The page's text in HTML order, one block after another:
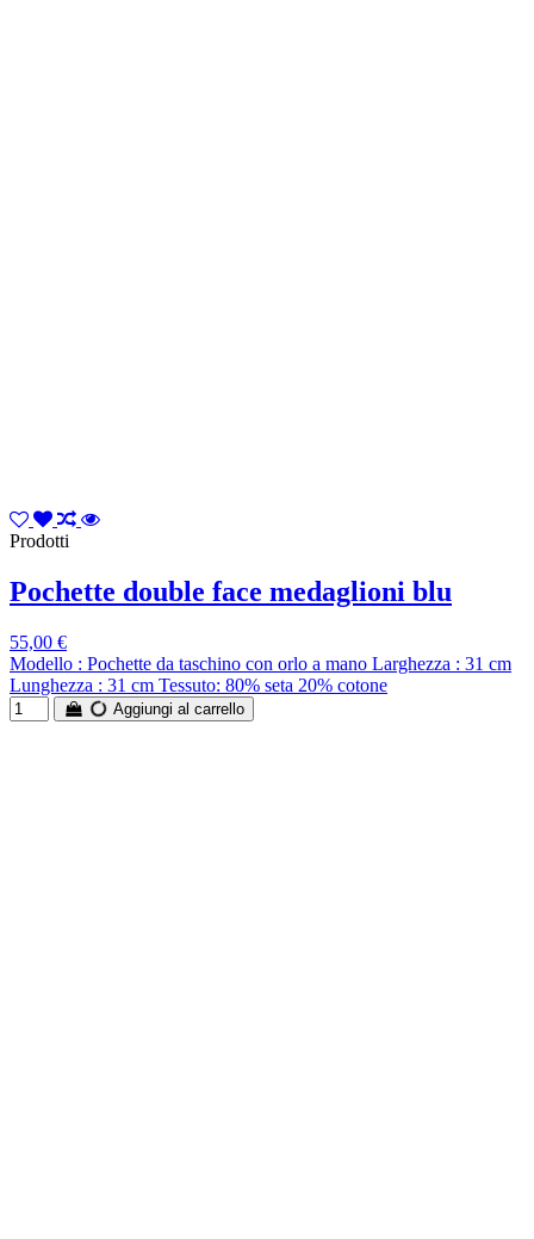
Prodotti
Pochette double face medaglioni blu
55,00 €
Modello : Pochette da taschino con orlo a mano Larghezza : 31 cm
Lunghezza : 31 cm Tessuto: 80% seta 20% cotone
Aggiungi al carrello